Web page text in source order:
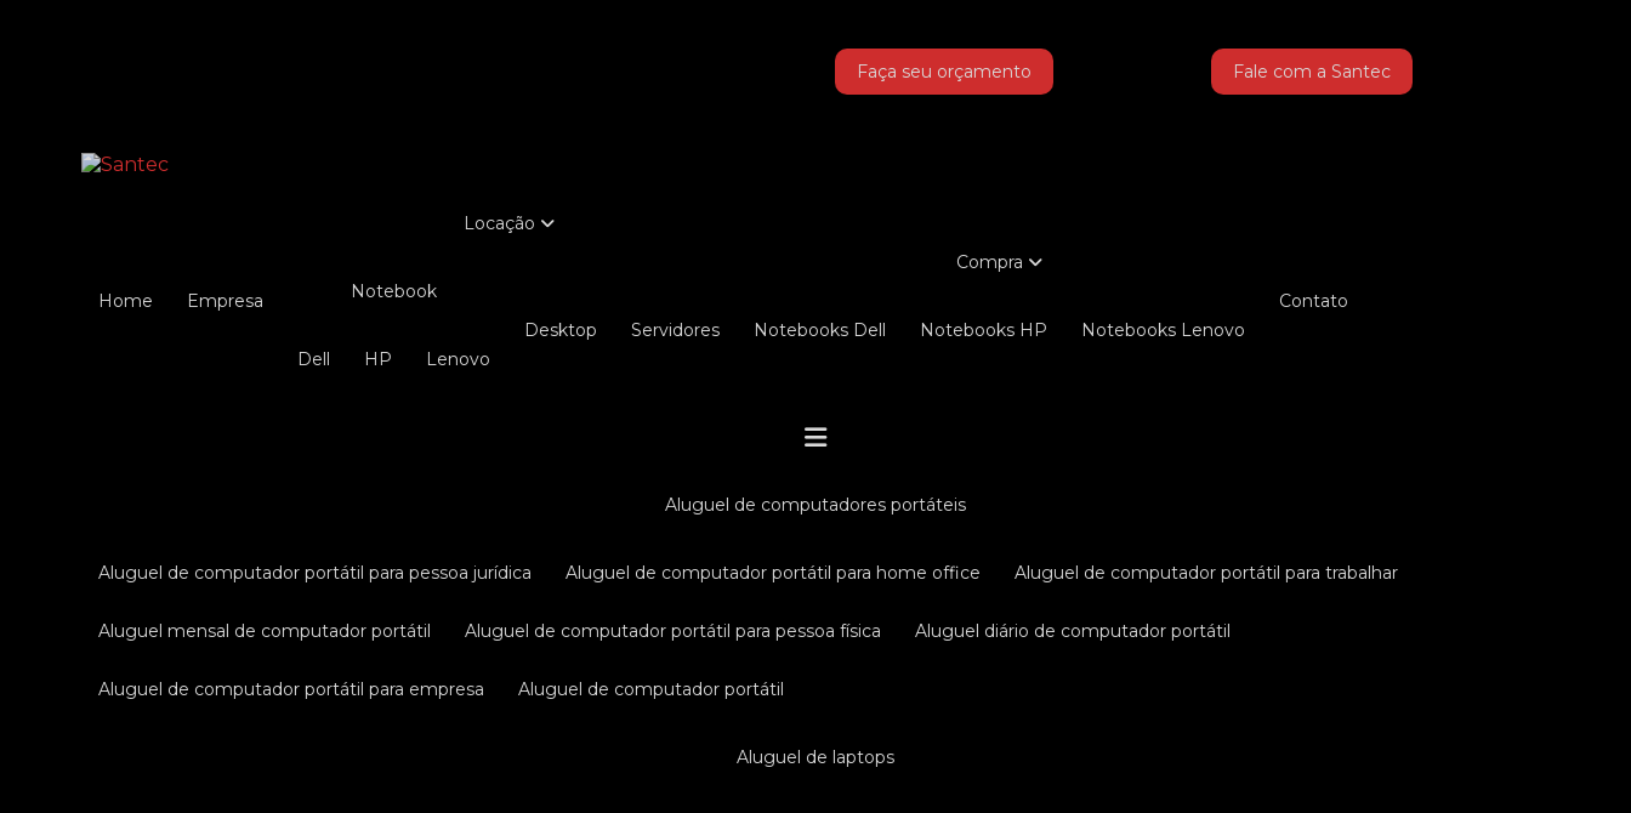
Faça seu orçamento Fale com a Santec
Home Empresa
Locação
Notebook
Dell HP Lenovo
Desktop Servidores
Compra
Notebooks Dell Notebooks HP Notebooks Lenovo
Contato
aluguel de computadores portáteis
aluguel de computador portátil para pessoa jurídica aluguel de computador portátil para home office aluguel de computador portátil para trabalhar
aluguel mensal de computador portátil aluguel de computador portátil para pessoa física aluguel diário de computador portátil
aluguel de computador portátil para empresa aluguel de computador portátil
aluguel de laptops